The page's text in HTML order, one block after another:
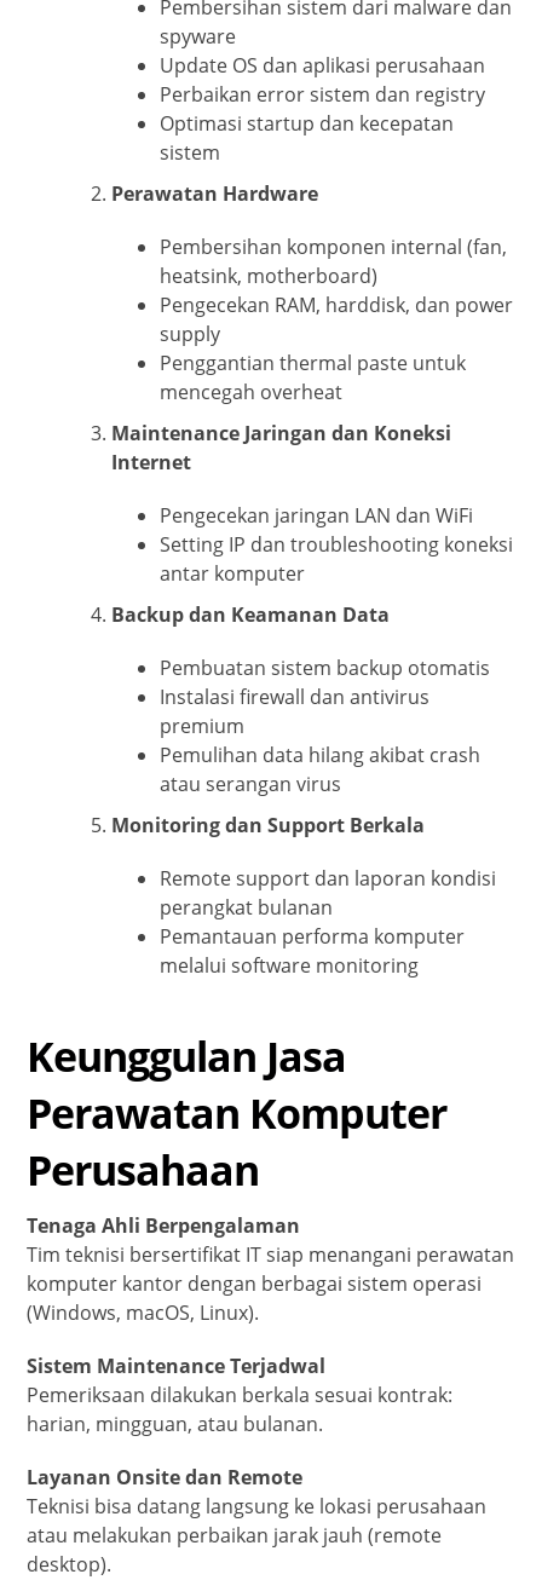
Pembersihan sistem dari malware dan
spyware
Update OS dan aplikasi perusahaan
Perbaikan error sistem dan registry
Optimasi startup dan kecepatan
sistem
Perawatan Hardware
Pembersihan komponen internal (fan,
heatsink, motherboard)
Pengecekan RAM, harddisk, dan power
supply
Penggantian thermal paste untuk
mencegah overheat
Maintenance Jaringan dan Koneksi
Internet
Pengecekan jaringan LAN dan WiFi
Setting IP dan troubleshooting koneksi
antar komputer
Backup dan Keamanan Data
Pembuatan sistem backup otomatis
Instalasi firewall dan antivirus
premium
Pemulihan data hilang akibat crash
atau serangan virus
Monitoring dan Support Berkala
Remote support dan laporan kondisi
perangkat bulanan
Pemantauan performa komputer
melalui software monitoring
Keunggulan Jasa
Perawatan Komputer
Perusahaan
Tenaga Ahli Berpengalaman
Tim teknisi bersertifikat IT siap menangani perawatan
komputer kantor dengan berbagai sistem operasi
(Windows, macOS, Linux).
Sistem Maintenance Terjadwal
Pemeriksaan dilakukan berkala sesuai kontrak:
harian, mingguan, atau bulanan.
Layanan Onsite dan Remote
Teknisi bisa datang langsung ke lokasi perusahaan
atau melakukan perbaikan jarak jauh (remote
desktop).